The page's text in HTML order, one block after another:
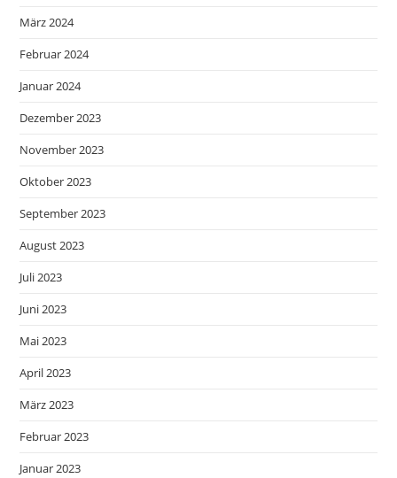
März 2024
Februar 2024
Januar 2024
Dezember 2023
November 2023
Oktober 2023
September 2023
August 2023
Juli 2023
Juni 2023
Mai 2023
April 2023
März 2023
Februar 2023
Januar 2023